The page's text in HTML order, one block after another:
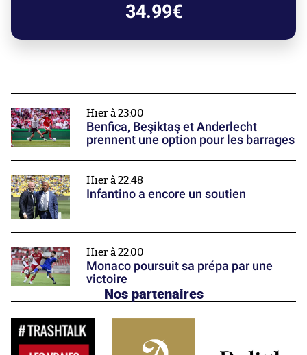
34.99€
Hier à 23:00
Benfica, Beşiktaş et Anderlecht
prennent une option pour les barrages
Hier à 22:48
Infantino a encore un soutien
Hier à 22:00
Monaco poursuit sa prépa par une
victoire
Nos partenaires